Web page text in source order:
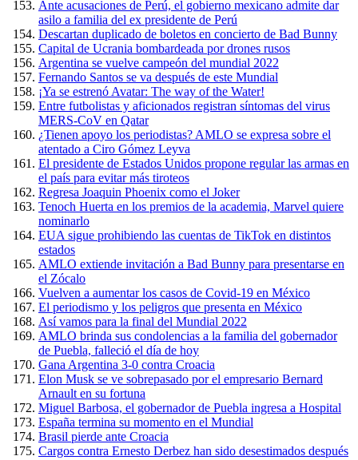
Ante acusaciones de Perú, el gobierno mexicano admite dar
asilo a familia del ex presidente de Perú
Descartan duplicado de boletos en concierto de Bad Bunny
Capital de Ucrania bombardeada por drones rusos
Argentina se vuelve campeón del mundial 2022
Fernando Santos se va después de este Mundial
¡Ya se estrenó Avatar: The way of the Water!
Entre futbolistas y aficionados registran síntomas del virus
MERS-CoV en Qatar
¿Tienen apoyo los periodistas? AMLO se expresa sobre el
atentado a Ciro Gómez Leyva
El presidente de Estados Unidos propone regular las armas en
el país para evitar más tiroteos
Regresa Joaquin Phoenix como el Joker
Tenoch Huerta en los premios de la academia, Marvel quiere
nominarlo
EUA sigue prohibiendo las cuentas de TikTok en distintos
estados
AMLO extiende invitación a Bad Bunny para presentarse en
el Zócalo
Vuelven a aumentar los casos de Covid-19 en México
El periodismo y los peligros que presenta en México
Así vamos para la final del Mundial 2022
AMLO brinda sus condolencias a la familia del gobernador
de Puebla, falleció el día de hoy
Gana Argentina 3-0 contra Croacia
Elon Musk se ve sobrepasado por el empresario Bernard
Arnault en su fortuna
Miguel Barbosa, el gobernador de Puebla ingresa a Hospital
España termina su momento en el Mundial
Brasil pierde ante Croacia
Cargos contra Ernesto Derbez han sido desestimados después